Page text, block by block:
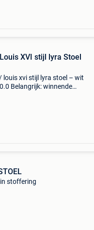
XVI stijl lyra Stoel
louis xvi stijl lyra stoel – wit
Belangrijk: winnende
stoffering